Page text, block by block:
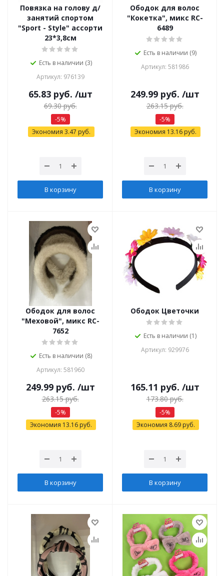
Повязка на голову д/
занятий спортом
"Sport - Style" ассорти
23*3,8см
Есть в наличии (3)
Артикул: 976139
65.83руб. /шт
69.30руб.
-5%
Экономия 3.47 руб.
В корзину
Ободок для волос
"Кокетка", микс RC-
6489
Есть в наличии (9)
Артикул: 581986
249.99руб. /шт
263.15руб.
-5%
Экономия 13.16 руб.
В корзину
Ободок для волос
"Меховой", микс RC-
7652
Есть в наличии (8)
Артикул: 581960
249.99руб. /шт
263.15руб.
-5%
Экономия 13.16 руб.
В корзину
Ободок Цветочки
Есть в наличии (1)
Артикул: 929976
165.11 руб. /шт
173.80руб.
-5%
Экономия 8.69руб.
В корзину